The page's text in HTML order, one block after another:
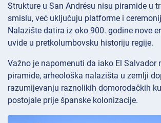
Strukture u San Andrésu nisu piramide u
smislu, već uključuju platforme i
Nalazište datira iz oko 900. godine nove
uvide u pretkolumbovsku historiju regije.
Važno je napomenuti da iako El Salvador
piramide, arheološka nalazišta u zemlji
razumijevanju raznolikih domorodačkih
postojale prije španske kolonizacije.